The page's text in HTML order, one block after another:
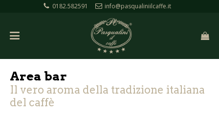
0182.582591 info@pasqualiniilcaffe.it
Area bar
Il vero aroma della tradizione italiana
del caffè